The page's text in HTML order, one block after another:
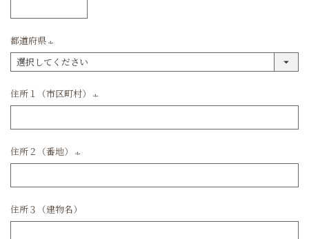
須)
都道府県
(必
住所１（市区町村）
須)
住所２（番地）
須)
住所３（建物名）